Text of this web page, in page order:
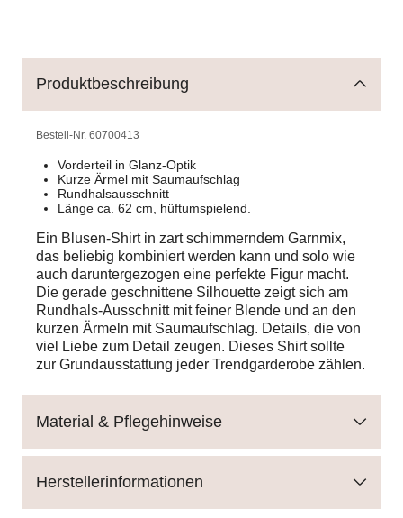
Produktbeschreibung
Bestell-Nr. 60700413
Vorderteil in Glanz-Optik
Kurze Ärmel mit Saumaufschlag
Rundhalsausschnitt
Länge ca. 62 cm, hüftumspielend.
Ein Blusen-Shirt in zart schimmerndem Garnmix,
das beliebig kombiniert werden kann und solo wie
auch daruntergezogen eine perfekte Figur macht.
Die gerade geschnittene Silhouette zeigt sich am
Rundhals-Ausschnitt mit feiner Blende und an den
kurzen Ärmeln mit Saumaufschlag. Details, die von
viel Liebe zum Detail zeugen. Dieses Shirt sollte
zur Grundausstattung jeder Trendgarderobe zählen.
Material & Pflegehinweise
Herstellerinformationen